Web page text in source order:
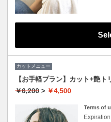
カットメニュー
【お手軽プラン】カット+艶
￥6,200 > ￥4,500
Terms of
Expiration